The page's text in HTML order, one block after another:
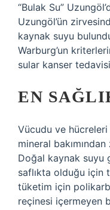
“Bulak Su”
Uzungöl’ün
kaynak suyu
Warburg’un
sular kanser
EN
Vücudu ve
mineral
Doğal kaynak suyu
saflıkta olduğu için
tüketim için
reçinesi içermeyen